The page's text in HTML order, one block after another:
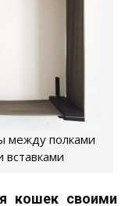
между полками
кошек своими